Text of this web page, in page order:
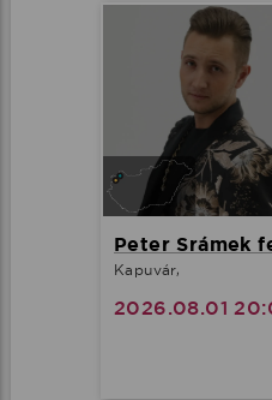
Peter Srámek
Kapuvár,
2026.08.01